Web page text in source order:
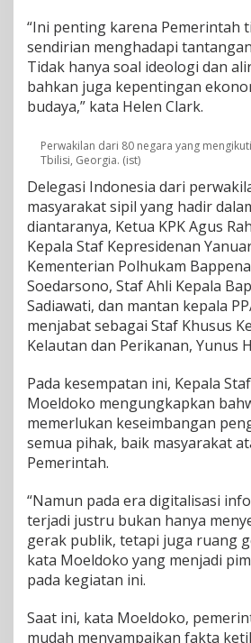
“Ini penting karena Pemerintah
sendirian menghadapi
Tidak hanya soal ideologi dan
bahkan juga kepentingan
budaya,” kata Helen Clark.
Perwakilan dari 80 negara yang
Tbilisi, Georgia. (ist)
Delegasi Indonesia dari
masyarakat sipil yang hadir
diantaranya, Ketua KPK Agus
Kepala Staf Kepresidenan
Kementerian Polhukam
Soedarsono, Staf Ahli Kepala
Sadiawati, dan mantan kepala
menjabat sebagai Staf Khusus
Kelautan dan Perikanan, Yunus
Pada kesempatan ini, Kepala
Moeldoko mengungkapkan
memerlukan keseimbangan
semua pihak, baik masyarakat
Pemerintah.
“Namun pada era digitalisasi
terjadi justru bukan hanya
gerak publik, tetapi juga ruang
kata Moeldoko yang menjadi
pada kegiatan ini.
Saat ini, kata Moeldoko,
mudah menyampaikan fakta